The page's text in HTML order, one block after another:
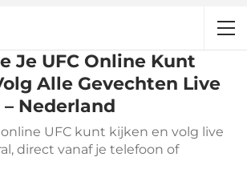
Je UFC Online Kunt
Alle Gevechten Live
Nederland
UFC kunt kijken en volg live
direct vanaf je telefoon of